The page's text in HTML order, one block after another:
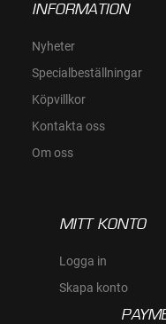
INFORMATION
Nyheter
Specialbeställningar
Köpvillkor
Kontakta oss
Om oss
MITT KONTO
Logga in
Skapa konto